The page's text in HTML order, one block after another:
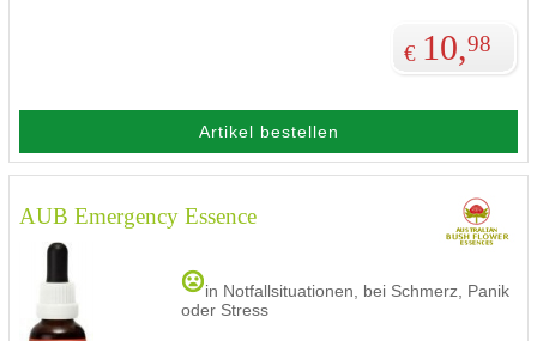
€ 10,98
Artikel bestellen
AUB Emergency Essence
in Notfallsituationen, bei Schmerz, Panik
oder Stress